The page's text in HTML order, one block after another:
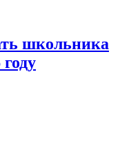
школьника